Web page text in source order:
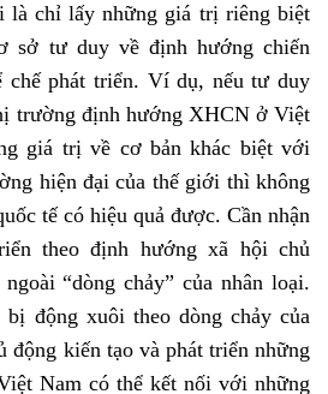
là chỉ lấy những giá trị riêng biệt
sở tư duy về định hướng chiến
chế phát triển. Ví dụ, nếu tư duy
trường định hướng XHCN ở Việt
giá trị về cơ bản khác biệt với
hiện đại của thế giới thì không
tế có hiệu quả được. Cần nhận
theo định hướng xã hội chủ
“dòng chảy” của nhân loại.
động xuôi theo dòng chảy của
động kiến tạo và phát triển những
Nam có thể kết nối với những